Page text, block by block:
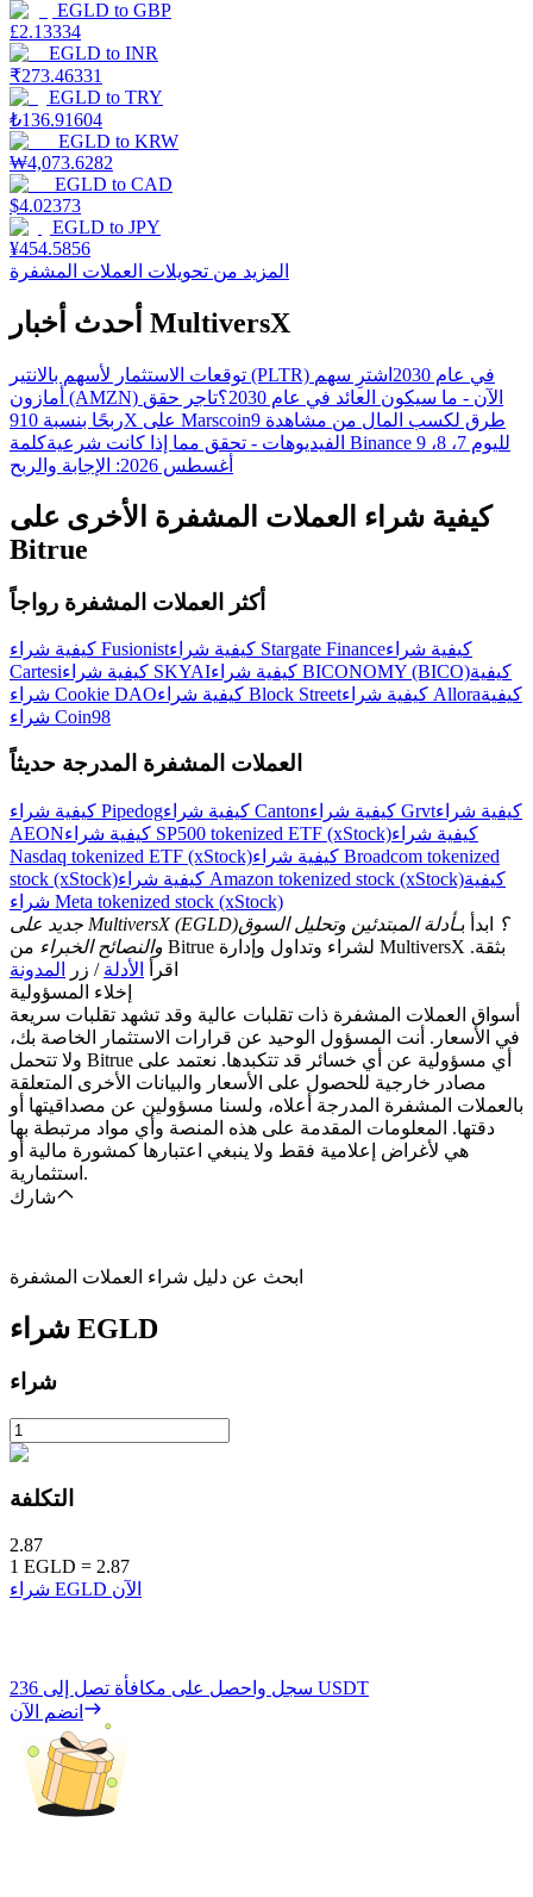
EGLD to GBP
£2.13334
EGLD to INR
₹273.46331
EGLD to TRY
₺136.91604
EGLD to KRW
₩4,073.6282
EGLD to CAD
$4.02373
EGLD to JPY
¥454.5856
المزيد من تحويلات العملات المشفرة
أحدث أخبار MultiversX
توقعات الاستثمار لأسهم بالانتير (PLTR) في عام 2030
اشترِ سهم
أمازون (AMZN) الآن - ما سيكون العائد في عام 2030؟
تاجر حقق
ربحًا بنسبة 910X على Marscoin9 طرق لكسب المال من مشاهدة
الفيديوهات - تحقق مما إذا كانت شرعيةكلمة Binance لليوم 7، 8، 9
أغسطس 2026: الإجابة والربح
كيفية شراء العملات المشفرة الأخرى على
Bitrue
أكثر العملات المشفرة رواجاً
كيفية شراء Fusionist كيفية شراء Stargate Financeكيفية شراء
Cartesi
كيفية شراء SKYAI كيفية شراء BICONOMY (BICO)كيفية
شراء Cookie DAO
كيفية شراء Block Street كيفية شراء Alloraكيفية
شراء Coin98
العملات المشفرة المدرجة حديثاً
كيفية شراء Pipedog كيفية شراء Canton كيفية شراء Grvtكيفية شراء
AEON
كيفية شراء SP500 tokenized ETF (xStock)كيفية شراء
Nasdaq tokenized ETF (xStock)كيفية شراء Broadcom tokenized
stock (xStock)
كيفية شراء Amazon tokenized stock (xStock)كيفية
شراء Meta tokenized stock (xStock)
جديد على MultiversX (EGLD)؟
ابدأ بـأدلة المبتدئين وتحليل السوق
والنصائح الخبراء من Bitrue لشراء وتداول وإدارة MultiversX بثقة.
اقرأ
الأدلة / زر
المدونة
إخلاء المسؤولية
أسواق العملات المشفرة ذات تقلبات عالية وقد تشهد تقلبات سريعة
في الأسعار. أنت المسؤول الوحيد عن قرارات الاستثمار الخاصة بك،
ولا تتحمل Bitrue أي مسؤولية عن أي خسائر قد تتكبدها. نعتمد على
مصادر خارجية للحصول على الأسعار والبيانات الأخرى المتعلقة
بالعملات المشفرة المدرجة أعلاه، ولسنا مسؤولين عن مصداقيتها أو
دقتها. المعلومات المقدمة على هذه المنصة وأي مواد مرتبطة بها
هي لأغراض إعلامية فقط ولا ينبغي اعتبارها كمشورة مالية أو
استثمارية.
شارك
ابحث عن دليل شراء العملات المشفرة
شراء EGLD
شراء
التكلفة
2.87
1 EGLD = 2.87
شراء EGLD الآن
سجل واحصل على مكافأة تصل إلى 236 USDT
انضم الآن